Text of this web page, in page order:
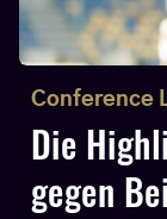
Conference
Die
gegen